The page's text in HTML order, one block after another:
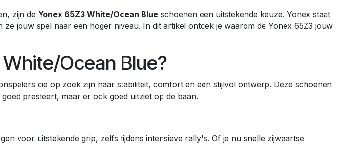
zijn de Yonex 65Z3 White/Ocean Blue schoenen een uitstekende keuze. Yonex staat
jouw spel naar een hoger niveau. In dit artikel ontdek je waarom de Yonex 65Z3 jouw
Ocean Blue?
die op zoek zijn naar stabiliteit, comfort en een stijlvol ontwerp. Deze schoenen
presteert, maar er ook goed uitziet op de baan.
voor uitstekende grip, zelfs tijdens intensieve rally's. Of je nu snelle zijwaartse